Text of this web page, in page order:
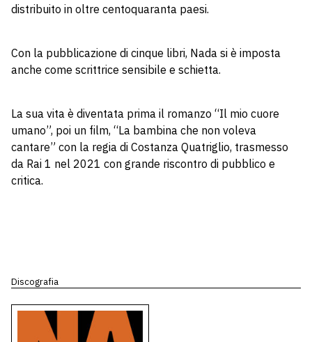
distribuito in oltre centoquaranta paesi.
Con la pubblicazione di cinque libri, Nada si è imposta
anche come scrittrice sensibile e schietta.
La sua vita è diventata prima il romanzo “Il mio cuore
umano”, poi un film, “La bambina che non voleva
cantare” con la regia di Costanza Quatriglio, trasmesso
da Rai 1 nel 2021 con grande riscontro di pubblico e
critica.
Discografia